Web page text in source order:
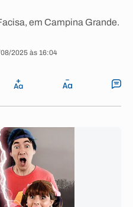
em Campina Grande.
2025 às 16:04